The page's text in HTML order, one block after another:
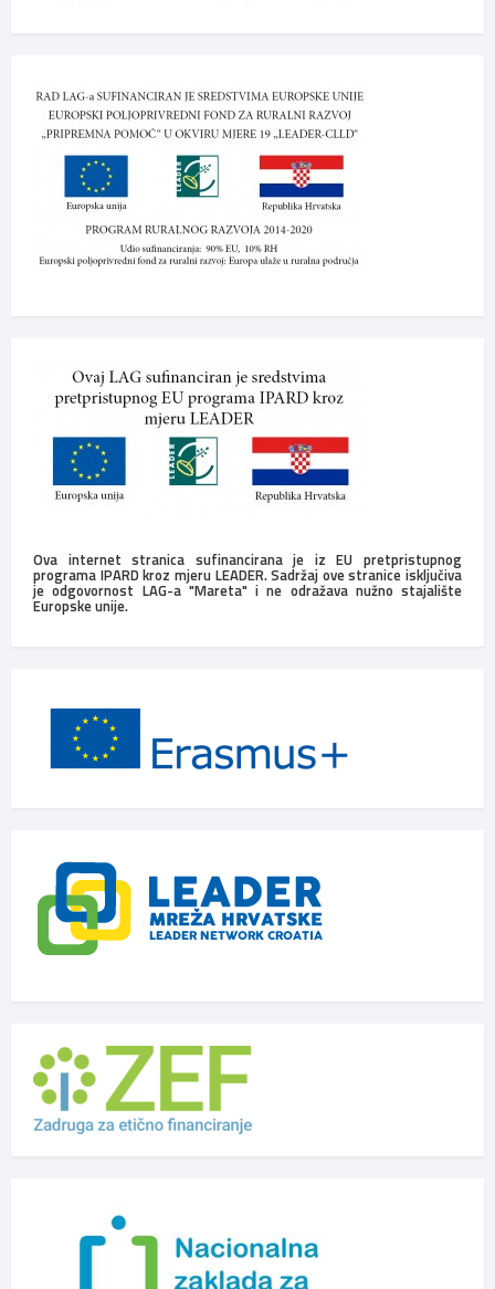
Ova internet stranica sufinancirana je iz EU pretpristupnog
programa IPARD kroz mjeru LEADER. Sadržaj ove stranice isključiva
je odgovornost LAG-a "Mareta" i ne odražava nužno stajalište
Europske unije.